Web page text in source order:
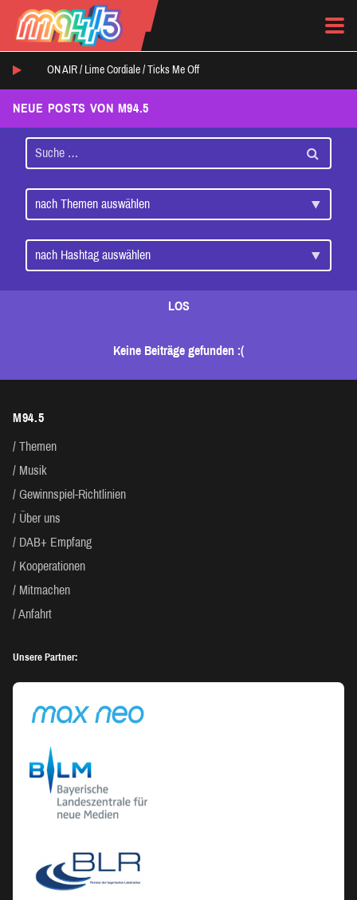
ON AIR / Lime Cordiale / Ticks Me Off
NEUE POSTS VON M94.5
LOS
Keine Beiträge gefunden :(
M94.5
Themen
Musik
Gewinnspiel-Richtlinien
Über uns
DAB+ Empfang
Kooperationen
Mitmachen
Anfahrt
Unsere Partner: